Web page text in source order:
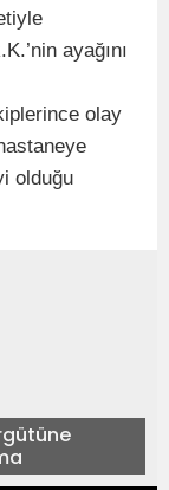
ayağını
olay
olduğu